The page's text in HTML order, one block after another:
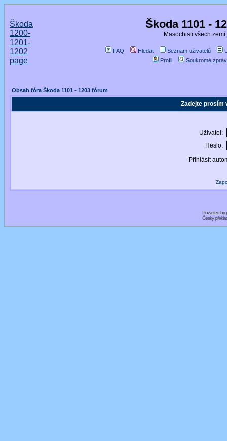
Škoda
1200-
1201-
1202
page
Škoda 1101 -
Masochisti všech
FAQ Hledat Seznam uživatelů
Profil
Soukromé
Obsah fóra Škoda 1101 - 1203 fórum
Zadejte prosím
Uživatel:
Heslo:
Přihlásit
Powered by
Český